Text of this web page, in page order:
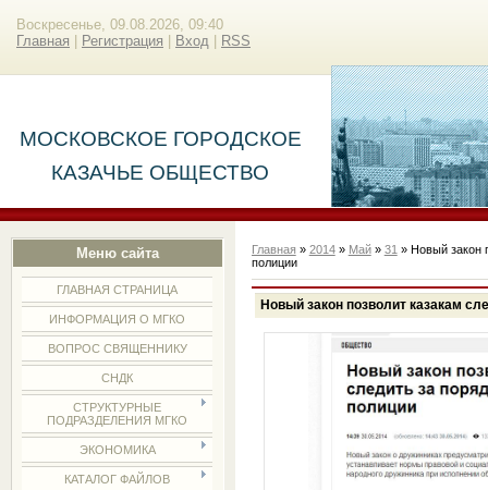
Воскресенье, 09.08.2026, 09:40
Главная
Регистрация Вход RSS
МОСКОВСКОЕ ГОРОДСКОЕ
КАЗАЧЬЕ ОБЩЕСТВО
Меню сайта
ГЛАВНАЯ СТРАНИЦА
ИНФОРМАЦИЯ О МГКО
ВОПРОС СВЯЩЕННИКУ
СНДК
СТРУКТУРНЫЕ
ПОДРАЗДЕЛЕНИЯ МГКО
ЭКОНОМИКА
КАТАЛОГ ФАЙЛОВ
Главная » 2014 » Май » 31 » Новый закон
полиции
Новый закон позволит казакам